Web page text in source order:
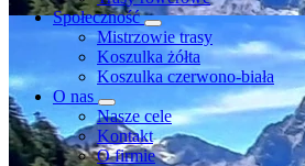
Społeczność
Mistrzowie trasy
Koszulka żółta
Koszulka czerwono-biała
O nas
Nasze cele
Kontakt
O firmie